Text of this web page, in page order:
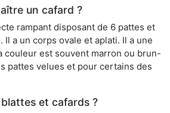
un cafard ?
rampant disposant de 6 pattes et
Il a un corps ovale et aplati. Il a une
couleur est souvent marron ou brun-
pattes velues et pour certains des
et cafards ?